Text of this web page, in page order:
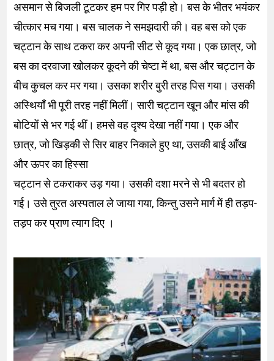
असमान से बिजली टूटकर हम पर गिर पड़ी हो। बस के भीतर भयंकर
चीत्कार मच गया। बस चालक ने समझदारी की। वह बस को एक
चट्टान के साथ टकरा कर अपनी सीट से कूद गया। एक छात्र, जो
बस का दरवाजा खोलकर कूदने की चेष्टा में था, बस और चट्टान के
बीच कुचल कर मर गया। उसका शरीर बुरी तरह पिस गया। उसकी
अस्थियाँ भी पूरी तरह नहीं मिलीं। सारी चट्टान खून और मांस की
बोटियों से भर गई थीं। हमसे वह दृश्य देखा नहीं गया। एक और
छात्र, जो खिड़की से सिर बाहर निकाले हुए था, उसकी बाई आँख
और ऊपर का हिस्सा
चट्टान से टकराकर उड़ गया। उसकी दशा मरने से भी बदतर हो
गई। उसे तुरत अस्पताल ले जाया गया, किन्तु उसने मार्ग में ही तड़प-
तड़प कर प्राण त्याग दिए ।